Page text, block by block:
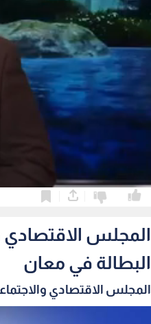
المجلس الاقتصادي
البطالة في معان
المجلس الاقتصادي